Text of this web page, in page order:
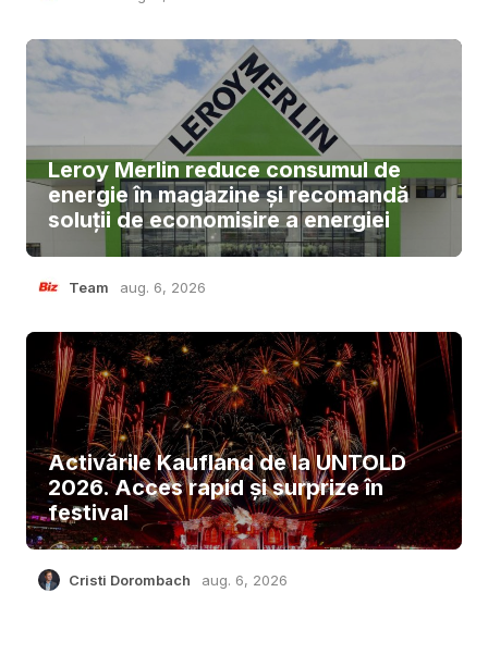
Leroy Merlin reduce consumul de
energie în magazine și recomandă
soluții de economisire a energiei
Team aug. 6, 2026
Activările Kaufland de la UNTOLD
2026. Acces rapid și surprize în
festival
Cristi Dorombach aug. 6, 2026